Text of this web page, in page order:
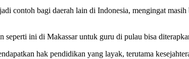
contoh bagi daerah lain di Indonesia, mengingat
ini di Makassar untuk guru di pulau bisa
hak pendidikan yang layak, terutama